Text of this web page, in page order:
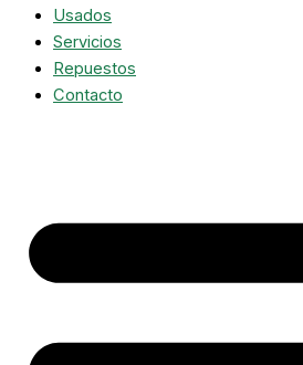
Usados
Servicios
Repuestos
Contacto